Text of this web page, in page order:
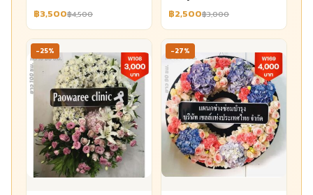
฿3,500฿4,500 ฿2,500฿3,000
-25% -27%